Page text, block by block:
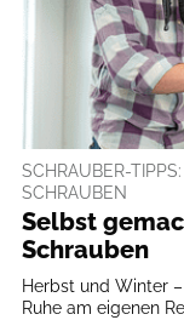
SCHRAUBER-
SCHRAUBEN
Selbst
Schrauben
Herbst und Winter
Ruhe am eigenen